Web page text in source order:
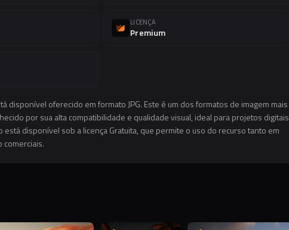
LICENÇA
Premium
disponível oferecido em formato JPG. Este é um dos formatos de imagem mais
por sua alta compatibilidade e qualidade visual, ideal para projetos digitais
está disponível sob a licença Gratuita, que permite o uso do recurso tanto em